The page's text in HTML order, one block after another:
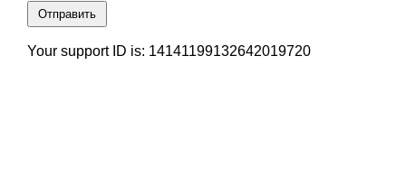
Отправить
Your support ID is: 14141199132642019720